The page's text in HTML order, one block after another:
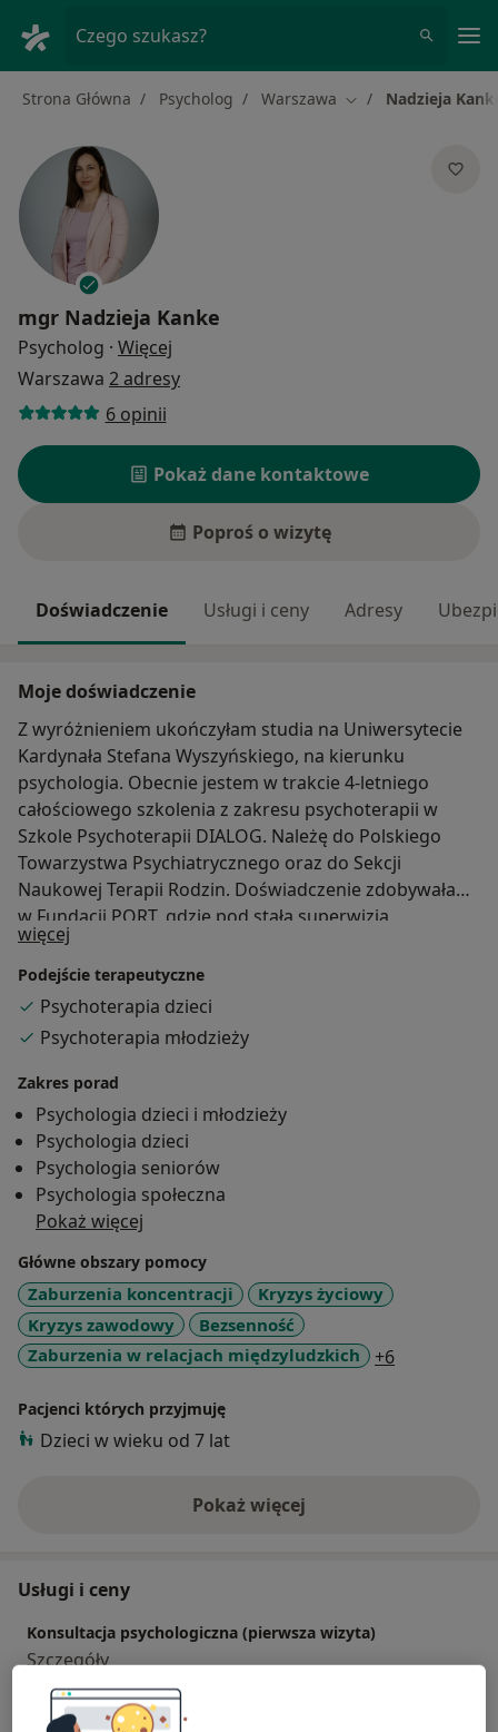
Czego szukasz?
Strona Główna Psycholog Warszawa Zmień miasto
Nadzieja
mgr Nadzieja Kanke
Psycholog · Więcej
Warszawa 2 adresy
6 opinii
Pokaż dane kontaktowe
Poproś o wizytę
Doświadczenie Usługi i ceny Adresy
Moje doświadczenie
Z wyróżnieniem ukończyłam studia na Uniwersytecie
Kardynała Stefana Wyszyńskiego, na kierunku
psychologia. Obecnie jestem w trakcie 4-letniego
całościowego szkolenia z zakresu psychoterapii w
Szkole Psychoterapii DIALOG. Należę do Polskiego
Towarzystwa Psychiatrycznego oraz do Sekcji
Naukowej Terapii Rodzin. Doświadczenie zdobywałam
w Fundacji PORT, gdzie pod stałą superwizją
doświadczonego psychoterapeuty, współpracowałam
z rodzinami zastępczymi oraz dziećmi, które
doświadczyły traumy. W Przystani Psychologicznej
podczas letnich półkolonii pracowałam z dziećmi i
młodzieżą z zaburzeniami rozwoju, między innymi z
zespołem Aspergera, ADHD, dziecięcym porażeniem
mózgowym; prowadziłam Treningi Umiejętności
Społecznych. Od kilku lat prowadzę konsultacje
indywidualne, wsparcie psychologiczne dla dzieci i
młodzieży oraz porady rodzicielskie w poradni
środowiskowej opieki psychologicznej w ramach NFZ.
Stale podnoszę swoje kompetencje poprzez udział w
szkoleniach, czytanie naukowej literatury oraz
uczestnicząc w zespołowych spotkaniach klinicznych.
więcej
Podejście terapeutyczne
Psychoterapia dzieci
Psychoterapia młodzieży
Zakres porad
Psychologia dzieci i młodzieży
Psychologia dzieci
Psychologia seniorów
Psychologia społeczna
Pokaż więcej
Główne obszary pomocy
Zaburzenia koncentracji
Kryzys życiowy
Kryzys zawodowy
Bezsenność
Zaburzenia w relacjach międzyludzkich
+6
Pacjenci których przyjmuję
Dzieci w wieku od 7 lat
Pokaż więcejo doświadczeniu
Usługi i ceny
Konsultacja psychologiczna (pierwsza wizyta)
Szczegóły
Konsultacja psychologiczna dzieci i młodzieży